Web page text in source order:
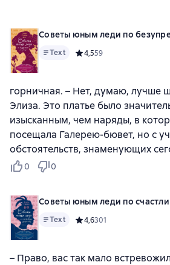
Советы юным леди по
Text Средний рейтинг 4,5 на
4,559
горничная. – Нет, думаю, лучше
Элиза. Это платье было
изысканным, чем наряды, в
посещала Галерею-бювет, но с
обстоятельств, знаменующих
0 0
Советы юным леди по
Text Средний рейтинг 4,6 на
4,6301
– Право, вас так мало